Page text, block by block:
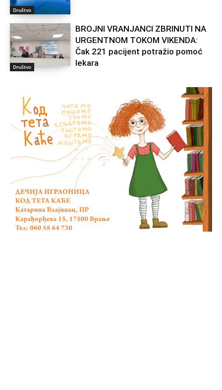
Društvo
Društvo
BROJNI VRANJANCI ZBRINUTI NA
URGENTNOM TOKOM VIKENDA:
Čak 221 pacijent potražio pomoć
lekara